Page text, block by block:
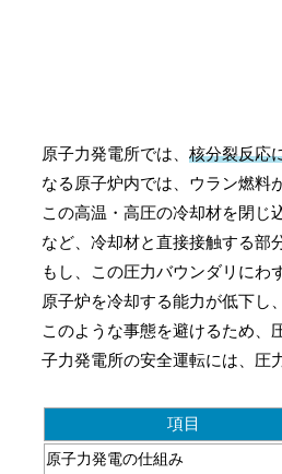
原子力発電所では、 核分裂反応
なる原子炉内では、ウラン燃料
この高温・高圧の冷却材を閉じ
など、冷却材と直接接触する部
もし、この圧力バウンダリにわ
原子炉を冷却する能力が低下し
このような事態を避けるため、
子力発電所の安全運転には、圧
項目
原子力発電の仕組み